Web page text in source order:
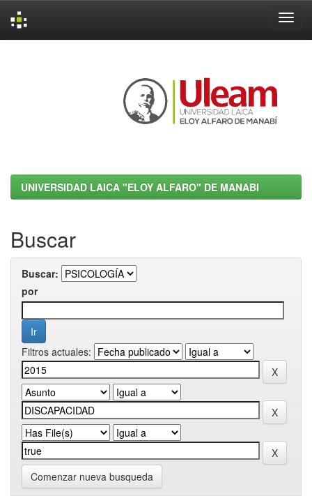
UNIVERSIDAD LAICA "ELOY ALFARO" DE MANABI
Buscar
Buscar:
por
Filtros actuales:
Comenzar nueva busqueda